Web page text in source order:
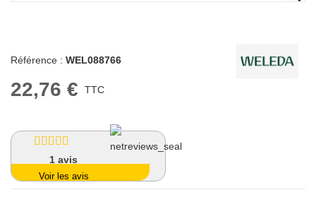
Référence : WEL088766
22,76 € TTC
1avis
Voir les avis